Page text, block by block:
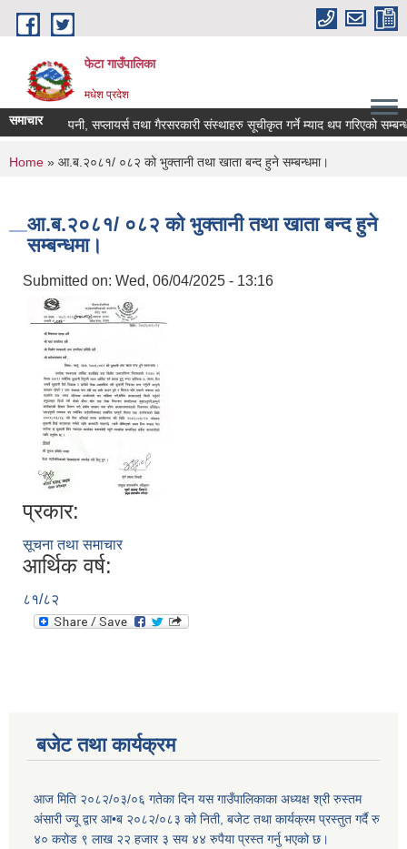
Skip to main content
फेटा गाउँपालिका
मधेश प्रदेश
समाचारफर्म, कम्पनी, सप्लायर्स तथा गैरसरकारी संस्थाहरु सूचीकृत गर्ने म्याद थप गरिएको
You are here
Home » आ.ब.२०८१/ ०८२ को भुक्तानी तथा खाता बन्द हुने सम्बन्धमा।
आ.ब.२०८१/ ०८२ को भुक्तानी तथा खाता बन्द हुने
सम्बन्धमा।
Submitted on: Wed, 06/04/2025 - 13:16
प्रकार:
सूचना तथा समाचार
आर्थिक वर्ष:
८१/८२
बजेट तथा कार्यक्रम
आज मिति २०८२/०३/०६ गतेका दिन यस गाउँपालिकाका अध्यक्ष श्री रुस्तम
अंसारी ज्यू द्वार आ•ब २०८२/०८३ को निती, बजेट तथा कार्यक्रम प्रस्तुत गर्दै रु
४० करोड ९ लाख २२ हजार ३ सय ४४ रुपैया प्रस्त गर्नु भएको छ।